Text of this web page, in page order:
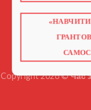
НАВЧАННЯ
КНИГИ
ВІДЕО ПРО ГРАНТИ
Copyright 2026 ©Час